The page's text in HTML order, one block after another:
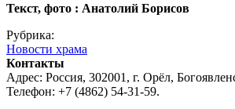
Текст, фото : Анатолий Борисов
Рубрика:
Новости храма
Контакты
Адрес: Россия, 302001, г. Орёл,
Телефон: +7 (4862) 54-31-59.